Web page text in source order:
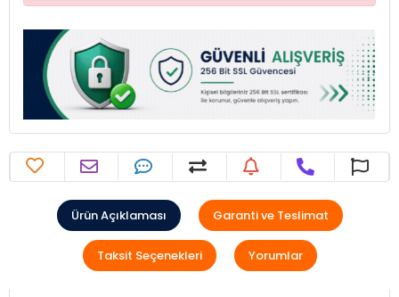
Ürün Açıklaması Garanti ve Teslimat
Taksit Seçenekleri Yorumlar